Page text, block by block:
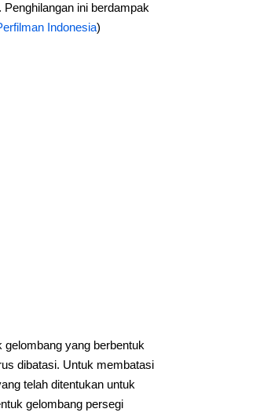
ini berdampak
Indonesia)
yang berbentuk
dibatasi. Untuk membatasi
telah ditentukan untuk
gelombang persegi